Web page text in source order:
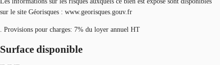
sur le site Géorisques : www.georisques.gouv.fr
. Provisions pour charges: 7% du loyer annuel HT
Surface disponible